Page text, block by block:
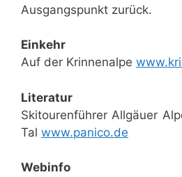
Ausgangspunkt zurück.
Einkehr
Auf der Krinnenalpe
Literatur
Skitourenführer Allgäuer
Tal www.panico.de
Webinfo